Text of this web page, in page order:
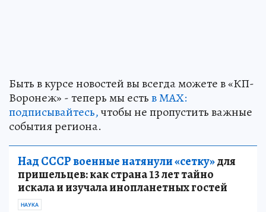
Быть в курсе новостей вы всегда можете в «КП-
Воронеж» - теперь мы естьв МАХ:
подписывайтесь,чтобы не пропустить важные
события региона.
Над СССР военные натянули «сетку»для
пришельцев: как страна 13 лет тайно
искала и изучала инопланетных гостей
НАУКА